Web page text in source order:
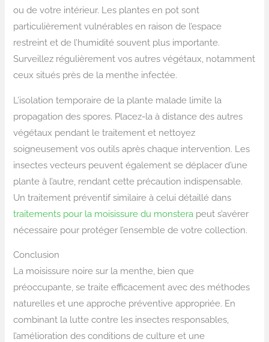
ou de votre intérieur. Les plantes en pot sont
particulièrement vulnérables en raison de l’espace
restreint et de l’humidité souvent plus importante.
Surveillez régulièrement vos autres végétaux, notamment
ceux situés près de la menthe infectée.
L’isolation temporaire de la plante malade limite la
propagation des spores. Placez-la à distance des autres
végétaux pendant le traitement et nettoyez
soigneusement vos outils après chaque intervention. Les
insectes vecteurs peuvent également se déplacer d’une
plante à l’autre, rendant cette précaution indispensable.
Un traitement préventif similaire à celui détaillé dans
traitements pour la moisissure du monstera peut s’avérer
nécessaire pour protéger l’ensemble de votre collection.
Conclusion
La moisissure noire sur la menthe, bien que
préoccupante, se traite efficacement avec des méthodes
naturelles et une approche préventive appropriée. En
combinant la lutte contre les insectes responsables,
l’amélioration des conditions de culture et une